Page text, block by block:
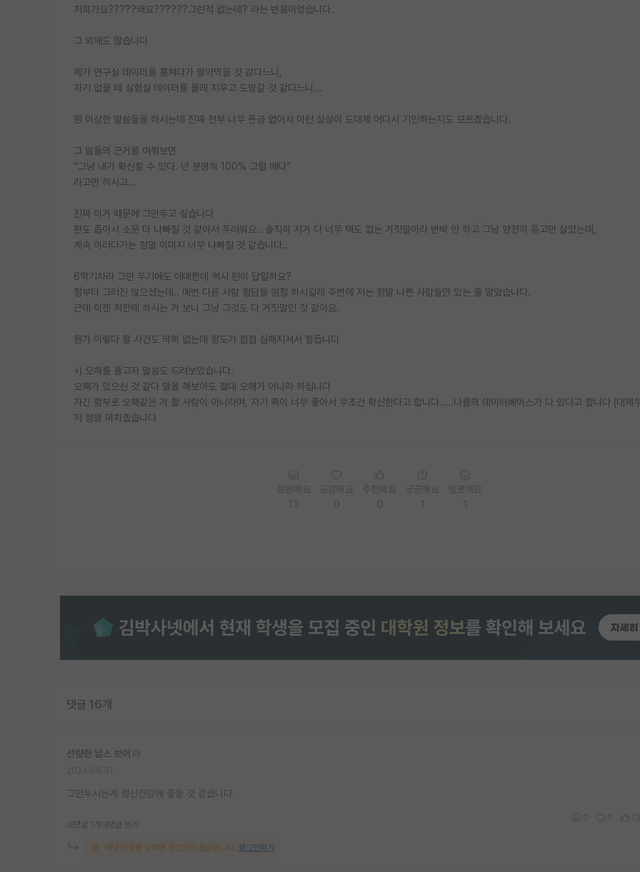
저희가요?????왜요??????그런적 없는데? 라는 반응이었습니다.
그 외에도 많습니다
제가 연구실 데이터를 훔쳐다가 팔아먹을 것 같다느니,
자기 없을 때 실험실 데이터를 몰래 지우고 도망갈 것 같다느니...
뭔 이상한 말씀들을 하시는데 진짜 전부 너무 뜬금 없어서 이런 상상이 도대체 어디서 기인하는지도 모르겠습니다.
그 말들의 근거를 여쭤보면
“그냥 내가 확신할 수 있다. 넌 분명히 100% 그럴 애다”
라고만 하시고...
진짜 이거 때문에 그만두고 싶습니다
판도 좁아서 소문 더 나빠질 것 같아서 두려워요.. 솔직히 저거 다 너무 택도 없는 거짓말이라 반박 안 하고 그냥 얌전히 듣고만 살았는데,
계속 이러다가는 정말 이미지 너무 나빠질 것 같습니다..
6학기차라 그만 두기에도 애매한데 역시 런이 답일까요?
첨부터 그러진 않으셨는데.. 매번 다른 사람 험담을 엄청 하시길래 주변에 저는 정말 나쁜 사람들만 있는 줄 알았습니다.
근데 이젠 저한테 하시는 거 보니 그냥 그것도 다 거짓말인 것 같아요.
뭔가 이렇다 할 사건도 딱히 없는데 정도가 점점 심해지셔서 힘듭니다
+) 오해를 풀고자 말씀도 드려보았습니다.
오해가 있으신 것 같다 말을 해보아도 절대 오해가 아니라 하십니다
자긴 함부로 오해같은 거 할 사람이 아니라며, 자기 촉이 너무 좋아서 무조건 확신한다고 합니다.....나름의 데이터베이스가 다 있다고 합니다 (대체
저 정말 미치겠습니다
댓글 16개
선량한 닐스 보어
그만두시는게 정신건강에 좋을 것 같습니다
대댓글 1개 대댓글 쓰기
해당 댓글을 보려면 로그인이 필요합니다. 로그인하기